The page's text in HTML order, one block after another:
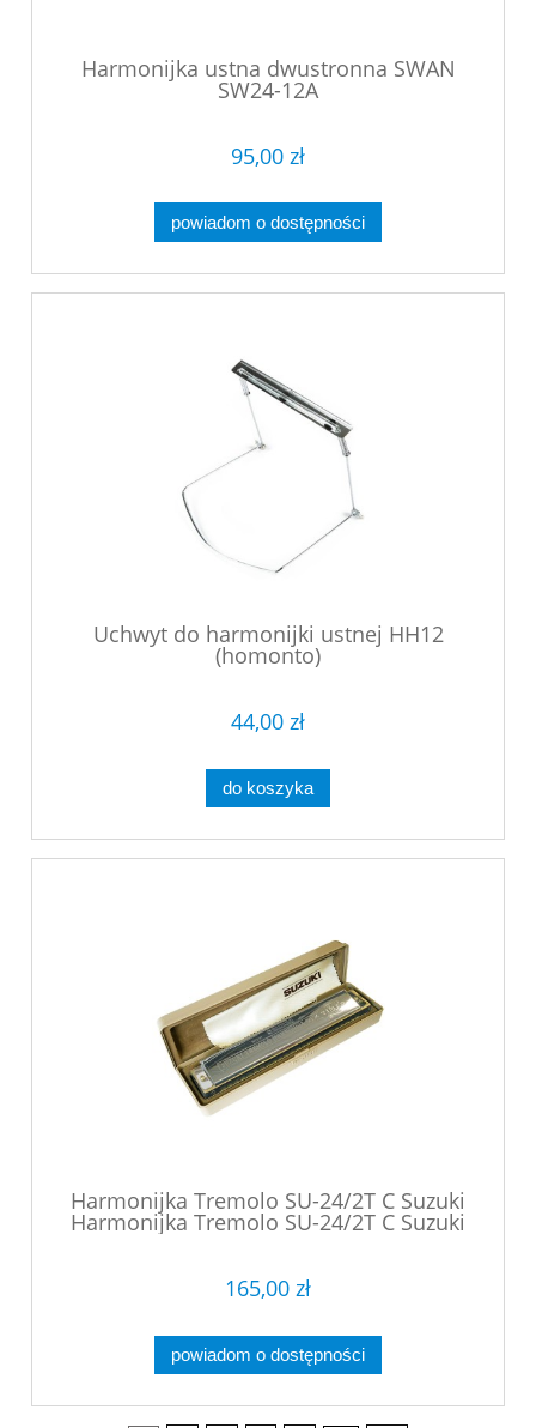
Harmonijka ustna dwustronna SWAN
SW24-12A
95,00 zł
powiadom o dostępności
Uchwyt do harmonijki ustnej HH12
(homonto)
44,00 zł
do koszyka
Harmonijka Tremolo SU-24/2T C Suzuki
Harmonijka Tremolo SU-24/2T C Suzuki
165,00 zł
powiadom o dostępności